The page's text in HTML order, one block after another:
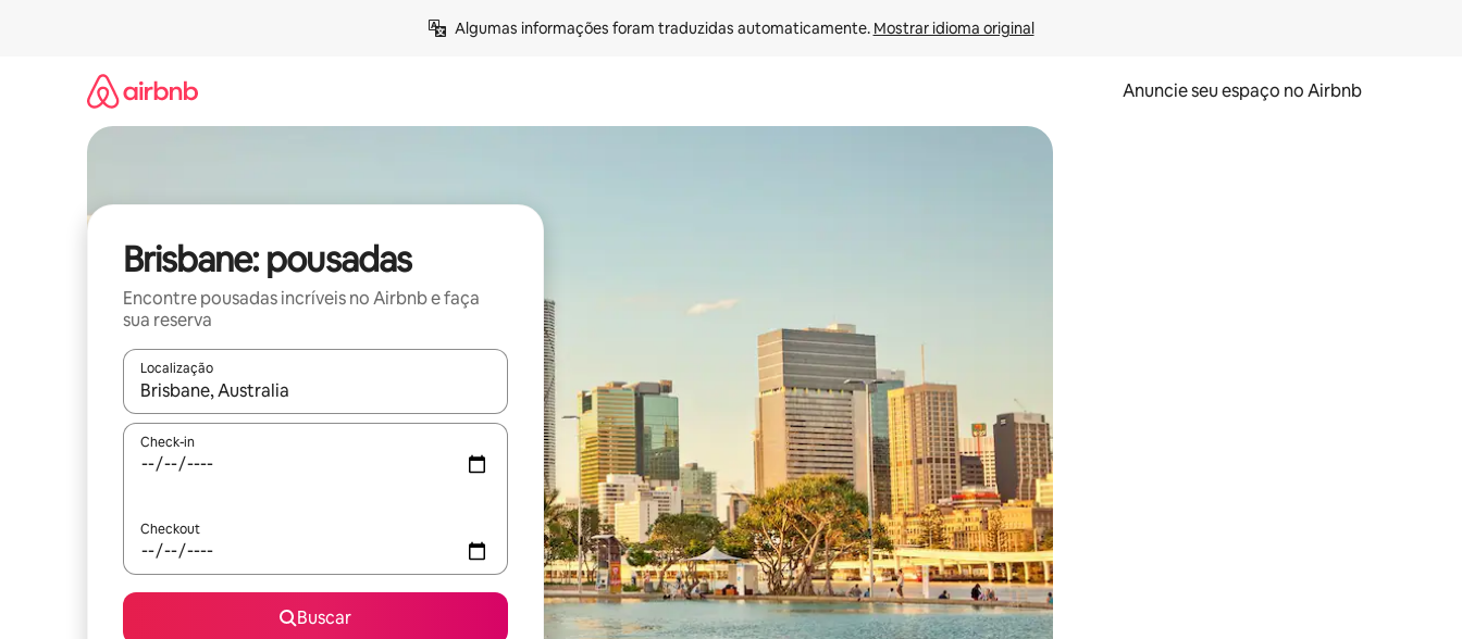
Algumas informações foram traduzidas automaticamente. Mostrar idioma original
Anuncie seu espaço no Airbnb
Brisbane: pousadas
Encontre pousadas incríveis no Airbnb e faça
sua reserva
Localização
Quando os resultados estiverem disponíveis, explore-os usando as seta para cima e para baixo do teclado ou tocando e deslizando o dedo na tela.
Check-in
Checkout
Buscar